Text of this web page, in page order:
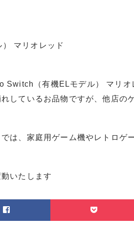
マリオレッド
Switch（有機ELモデル） マリオ
しているお品物ですが、他店の
は、家庭用ゲーム機やレトロゲ
いたします